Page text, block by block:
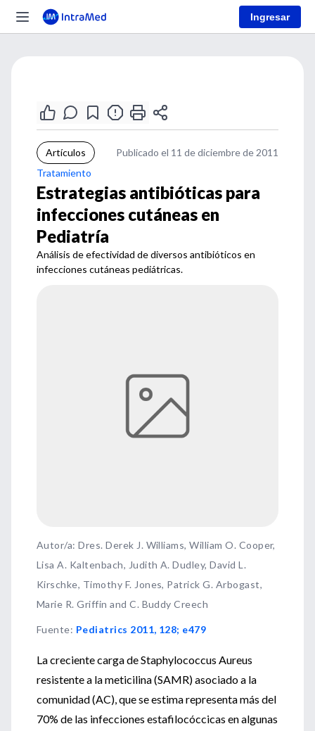
Ingresar
Artículos
Publicado el 11 de diciembre de 2011
Tratamiento
Estrategias antibióticas para
infecciones cutáneas en
Pediatría
Análisis de efectividad de diversos antibióticos en
infecciones cutáneas pediátricas.
Autor/a: Dres. Derek J. Williams, William O. Cooper,
Lisa A. Kaltenbach, Judith A. Dudley, David L.
Kirschke, Timothy F. Jones, Patrick G. Arbogast,
Marie R. Griffin and C. Buddy Creech
Fuente: Pediatrics 2011, 128; e479
La creciente carga de Staphylococcus Aureus
resistente a la meticilina (SAMR) asociado a la
comunidad (AC), que se estima representa más del
70% de las infecciones estafilocóccicas en algunas